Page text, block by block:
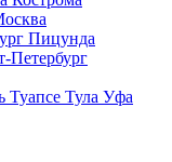
Пицунда
Петербург
Туапсе Тула Уфа